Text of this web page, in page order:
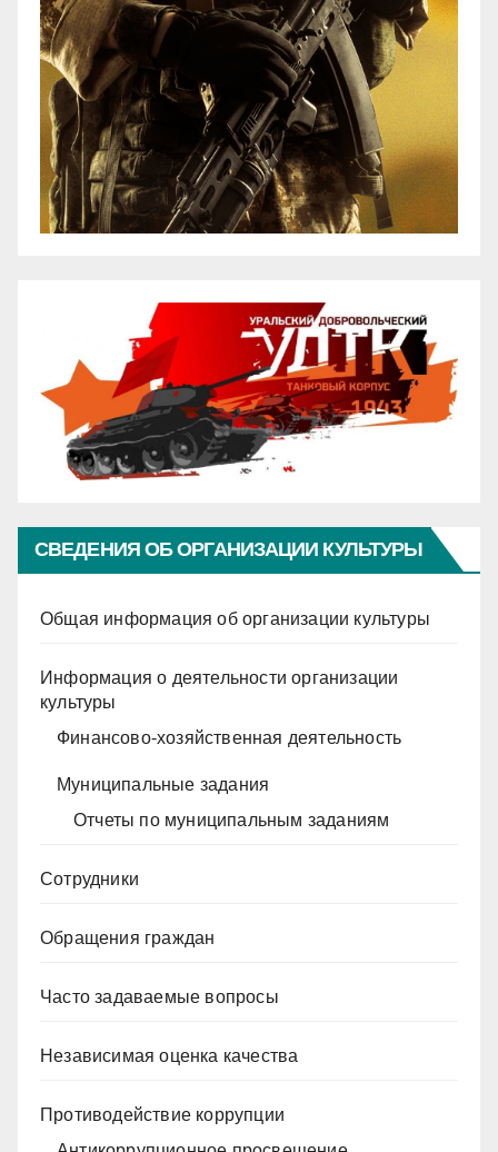
СВЕДЕНИЯ ОБ ОРГАНИЗАЦИИ КУЛЬТУРЫ
Общая информация об организации культуры
Информация о деятельности организации
культуры
Финансово-хозяйственная деятельность
Муниципальные задания
Отчеты по муниципальным заданиям
Сотрудники
Обращения граждан
Часто задаваемые вопросы
Независимая оценка качества
Противодействие коррупции